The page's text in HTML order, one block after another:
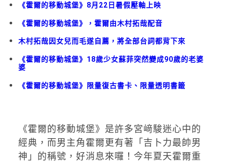
《霍爾的移動城堡》8月22日暑假壓軸上映
《霍爾的移動城堡》，霍爾由木村拓哉配音
木村拓哉因女兒而毛遂自薦，將全部台詞都背下來
《霍爾的移動城堡》18歲少女蘇菲突然變成90歲的老婆
婆
《霍爾的移動城堡》限量復古書卡、限量透明書籤
《霍爾的移動城堡》是許多宮﨑駿迷心中的
經典，而男主角霍爾更有著「吉卜力最帥男
神」的稱號，好消息來囉！今年夏天霍爾重